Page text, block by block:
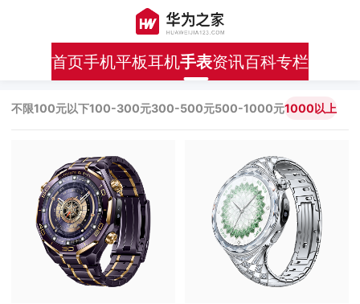
首页手机平板耳机手表资讯百科专栏
不限100元以下100-300元300-500元500-1000元1000以上